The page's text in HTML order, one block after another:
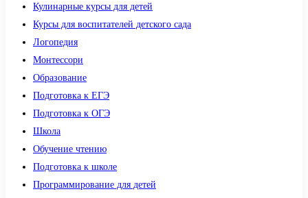
Кулинарные курсы для детей
Курсы для воспитателей детского сада
Логопедия
Монтессори
Образование
Подготовка к ЕГЭ
Подготовка к ОГЭ
Школа
Обучение чтению
Подготовка к школе
Программирование для детей